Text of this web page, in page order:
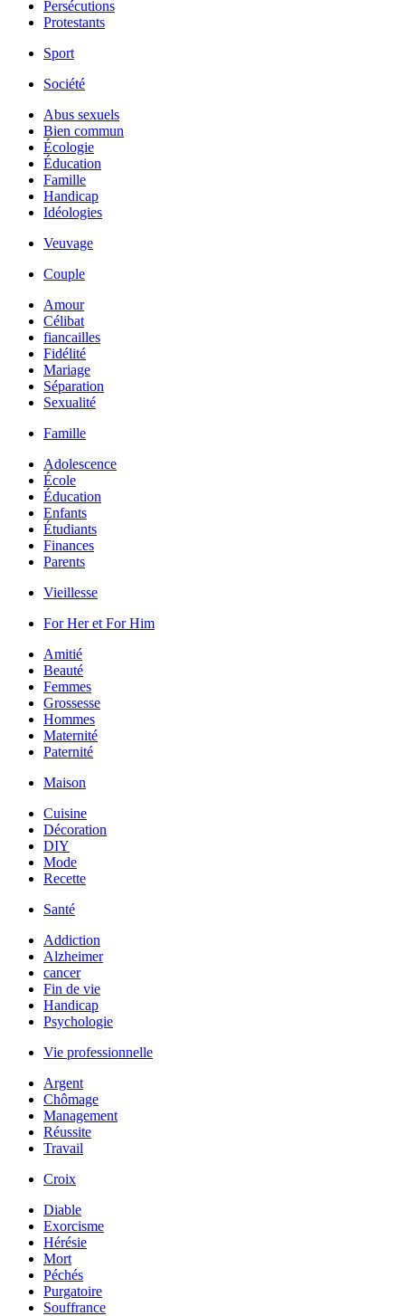
Persécutions
Protestants
Sport
Société
Abus sexuels
Bien commun
Écologie
Éducation
Famille
Handicap
Idéologies
Veuvage
Couple
Amour
Célibat
fiancailles
Fidélité
Mariage
Séparation
Sexualité
Famille
Adolescence
École
Éducation
Enfants
Étudiants
Finances
Parents
Vieillesse
For Her et For Him
Amitié
Beauté
Femmes
Grossesse
Hommes
Maternité
Paternité
Maison
Cuisine
Décoration
DIY
Mode
Recette
Santé
Addiction
Alzheimer
cancer
Fin de vie
Handicap
Psychologie
Vie professionnelle
Argent
Chômage
Management
Réussite
Travail
Croix
Diable
Exorcisme
Hérésie
Mort
Péchés
Purgatoire
Souffrance